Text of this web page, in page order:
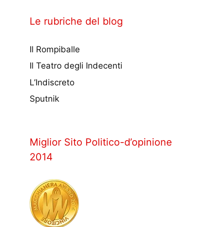
Le rubriche del blog
Il Rompiballe
Il Teatro degli Indecenti
L’Indiscreto
Sputnik
Miglior Sito Politico-d’opinione
2014